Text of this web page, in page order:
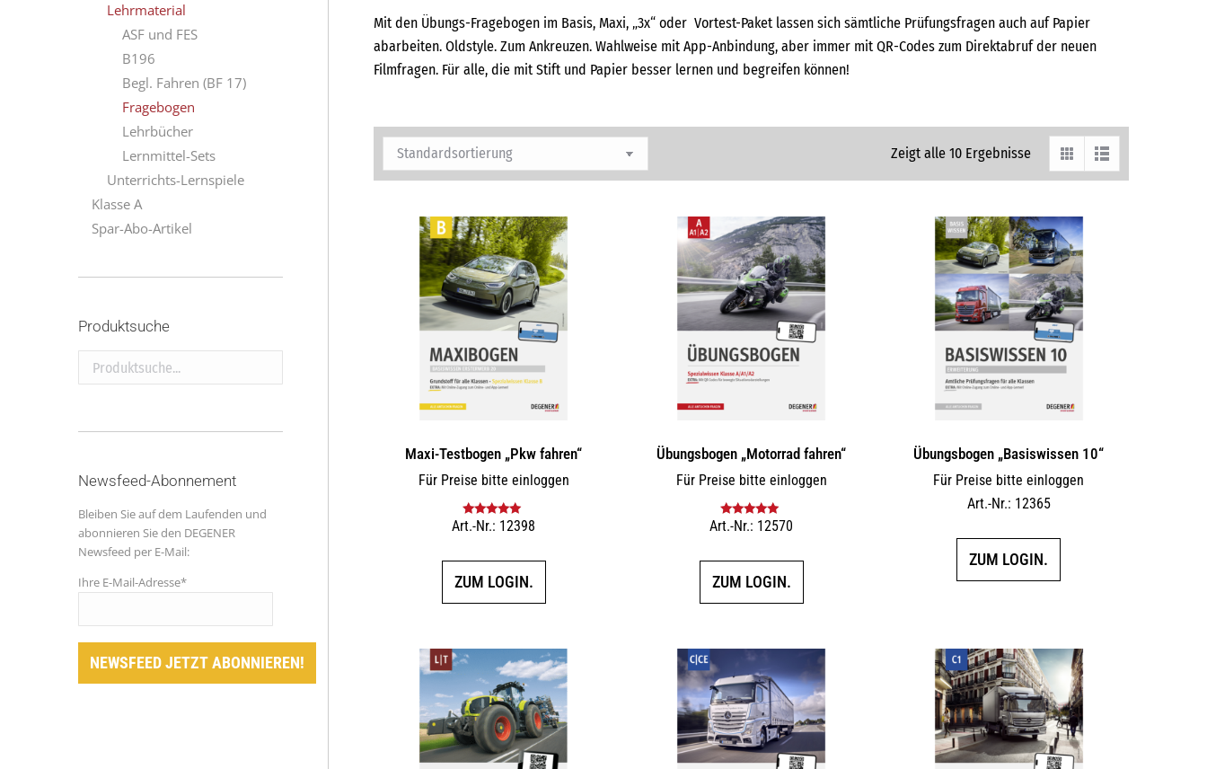
Mit den Übungs-Fragebogen im Basis, Maxi, „3x“ oder Vortest-Paket lassen sich sämtliche Prüfungsfragen auch auf Papier
abarbeiten. Oldstyle. Zum Ankreuzen. Wahlweise mit App-Anbindung, aber immer mit QR-Codes zum Direktabruf der neuen
Filmfragen. Für alle, die mit Stift und Papier besser lernen und begreifen können!
Zeigt alle 10 Ergebnisse
Maxi-Testbogen „Pkw fahren“
Für Preise bitte einloggen
Bewertet mit
Art.-Nr.: 12398
ZUM LOGIN.
Übungsbogen „Motorrad fahren“
Für Preise bitte einloggen
Bewertet mit
Art.-Nr.: 12570
ZUM LOGIN.
Übungsbogen „Basiswissen 10“
Für Preise bitte einloggen
Art.-Nr.: 12365
ZUM LOGIN.
Lehrmaterial
ASF und FES
B196
Begl. Fahren (BF 17)
Fragebogen
Lehrbücher
Lernmittel-Sets
Unterrichts-Lernspiele
Klasse A
Spar-Abo-Artikel
Produktsuche
Produktsuche...
Newsfeed-Abonnement
Bleiben Sie auf dem Laufenden und
abonnieren Sie den DEGENER
Newsfeed per E-Mail:
Ihre E-Mail-Adresse*